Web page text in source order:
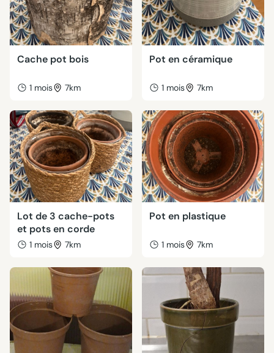
Cache pot bois
1 mois 7km
Pot en céramique
1 mois 7km
Lot de 3 cache-pots
et pots en corde
1 mois 7km
Pot en plastique
1 mois 7km